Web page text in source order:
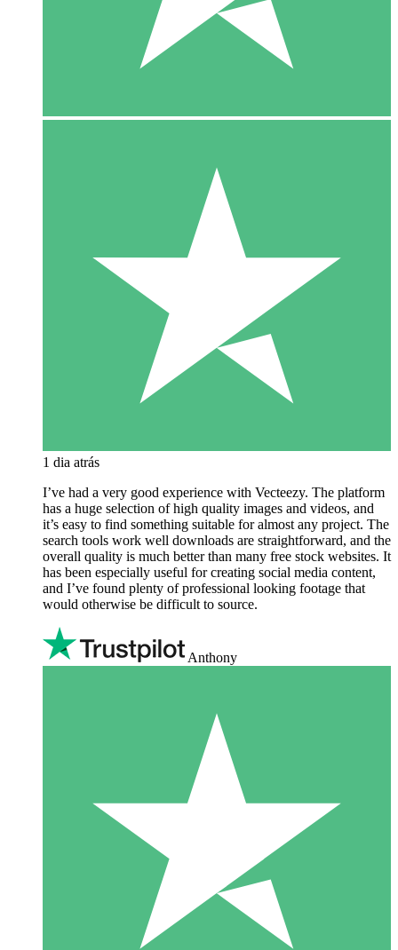
1 dia atrás
I’ve had a very good experience with Vecteezy. The platform
has a huge selection of high quality images and videos, and
it’s easy to find something suitable for almost any project. The
search tools work well downloads are straightforward, and the
overall quality is much better than many free stock websites. It
has been especially useful for creating social media content,
and I’ve found plenty of professional looking footage that
would otherwise be difficult to source.
Anthony